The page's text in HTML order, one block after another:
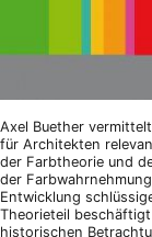
Axel Buether vermittelt
für Architekten
der Farbtheorie und
der
Entwicklung
Theorieteil
historischen